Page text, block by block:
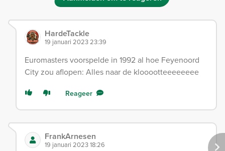
HardeTackle
19 januari 2023 23:39
Euromasters voorspelde in 1992 al hoe Feyenoord
City zou aflopen: Alles naar de klooootteeeeeeee
Reageer
FrankArnesen
19 januari 2023 18:26